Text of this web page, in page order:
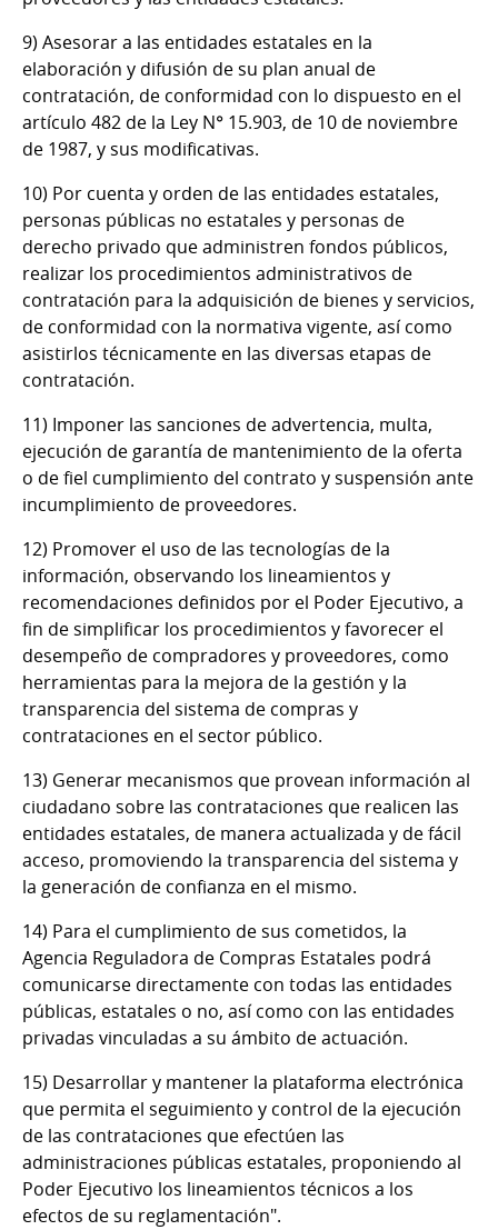
9) Asesorar a las entidades estatales en la
elaboración y difusión de su plan anual de
contratación, de conformidad con lo dispuesto en el
artículo 482 de la Ley N° 15.903, de 10 de noviembre
de 1987, y sus modificativas.
10) Por cuenta y orden de las entidades estatales,
personas públicas no estatales y personas de
derecho privado que administren fondos públicos,
realizar los procedimientos administrativos de
contratación para la adquisición de bienes y servicios,
de conformidad con la normativa vigente, así como
asistirlos técnicamente en las diversas etapas de
contratación.
11) Imponer las sanciones de advertencia, multa,
ejecución de garantía de mantenimiento de la oferta
o de fiel cumplimiento del contrato y suspensión ante
incumplimiento de proveedores.
12) Promover el uso de las tecnologías de la
información, observando los lineamientos y
recomendaciones definidos por el Poder Ejecutivo, a
fin de simplificar los procedimientos y favorecer el
desempeño de compradores y proveedores, como
herramientas para la mejora de la gestión y la
transparencia del sistema de compras y
contrataciones en el sector público.
13) Generar mecanismos que provean información al
ciudadano sobre las contrataciones que realicen las
entidades estatales, de manera actualizada y de fácil
acceso, promoviendo la transparencia del sistema y
la generación de confianza en el mismo.
14) Para el cumplimiento de sus cometidos, la
Agencia Reguladora de Compras Estatales podrá
comunicarse directamente con todas las entidades
públicas, estatales o no, así como con las entidades
privadas vinculadas a su ámbito de actuación.
15) Desarrollar y mantener la plataforma electrónica
que permita el seguimiento y control de la ejecución
de las contrataciones que efectúen las
administraciones públicas estatales, proponiendo al
Poder Ejecutivo los lineamientos técnicos a los
efectos de su reglamentación".